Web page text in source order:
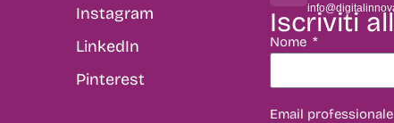
Instagram
LinkedIn
Pinterest
Iscriviti
Nome
Email professionale